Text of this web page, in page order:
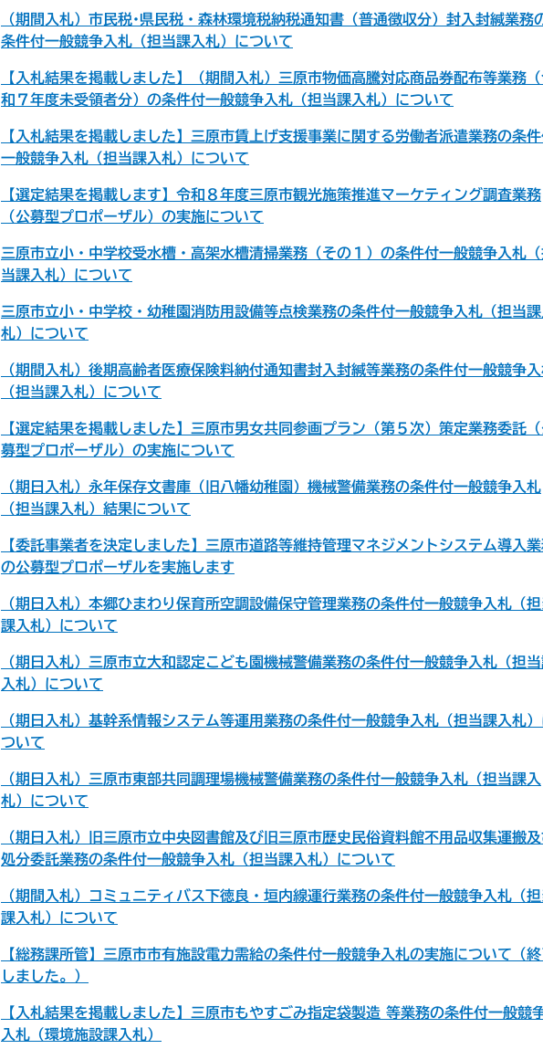
（期間入札）市民税･県民税・森林環境税納税通知書（普通徴収分）封入封緘業務
条件付一般競争入札（担当課入札）について
【入札結果を掲載しました】（期間入札）三原市物価高騰対応商品券配布等業務
和７年度未受領者分）の条件付一般競争入札（担当課入札）について
【入札結果を掲載しました】三原市賃上げ支援事業に関する労働者派遣業務の条
一般競争入札（担当課入札）について
【選定結果を掲載します】令和８年度三原市観光施策推進マーケティング調査業務
（公募型プロポーザル）の実施について
三原市立小・中学校受水槽・高架水槽清掃業務（その１）の条件付一般競争入札（
当課入札）について
三原市立小・中学校・幼稚園消防用設備等点検業務の条件付一般競争入札（担当課
札）について
（期間入札）後期高齢者医療保険料納付通知書封入封緘等業務の条件付一般競争
（担当課入札）について
【選定結果を掲載しました】三原市男女共同参画プラン（第５次）策定業務委託
募型プロポーザル）の実施について
（期日入札）永年保存文書庫（旧八幡幼稚園）機械警備業務の条件付一般競争入札
（担当課入札）結果について
【委託事業者を決定しました】三原市道路等維持管理マネジメントシステム導入
の公募型プロポーザルを実施します
（期日入札）本郷ひまわり保育所空調設備保守管理業務の条件付一般競争入札（担
課入札）について
（期日入札）三原市立大和認定こども園機械警備業務の条件付一般競争入札（担
入札）について
（期日入札）基幹系情報システム等運用業務の条件付一般競争入札（担当課入札）
ついて
（期日入札）三原市東部共同調理場機械警備業務の条件付一般競争入札（担当課入
札）について
（期日入札）旧三原市立中央図書館及び旧三原市歴史民俗資料館不用品収集運搬
処分委託業務の条件付一般競争入札（担当課入札）について
（期間入札）コミュニティバス下徳良・垣内線運行業務の条件付一般競争入札（担
課入札）について
【総務課所管】三原市市有施設電力需給の条件付一般競争入札の実施について（終
しました。）
【入札結果を掲載しました】三原市もやすごみ指定袋製造 等業務の条件付一般競
入札（環境施設課入札）